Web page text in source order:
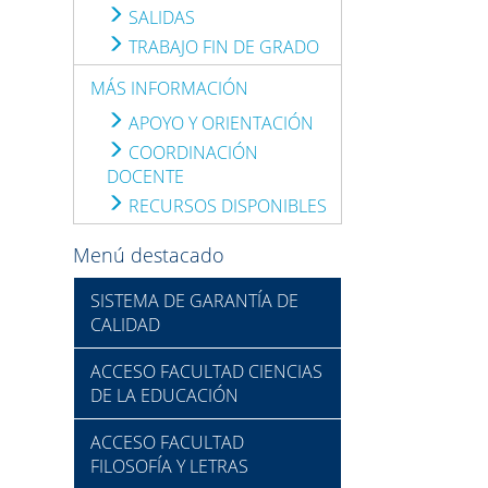
SALIDAS
TRABAJO FIN DE GRADO
MÁS INFORMACIÓN
APOYO Y ORIENTACIÓN
COORDINACIÓN
DOCENTE
RECURSOS DISPONIBLES
Menú destacado
SISTEMA DE GARANTÍA DE
CALIDAD
ACCESO FACULTAD CIENCIAS
DE LA EDUCACIÓN
ACCESO FACULTAD
FILOSOFÍA Y LETRAS